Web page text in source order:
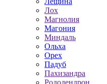
Лох
Магнолия
Магония
Миндаль
Ольха
Орех
Падуб
Пахизандра
Рододендрон